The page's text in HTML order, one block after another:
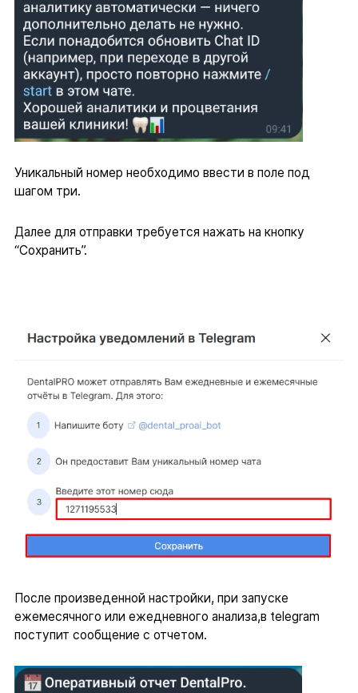
Уникальный номер необходимо ввести в поле под
шагом три.
Далее для отправки требуется нажать на кнопку
“Сохранить”.
После произведенной настройки, при запуске
ежемесячного или ежедневного анализа,в telegram
поступит сообщение с отчетом.